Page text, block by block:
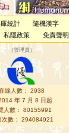
統計 隨機漢字
私隱政策 免責聲明
（管理員 ）
線人數： 2938
年 7 月 8 日起
人數： 80155991
次數： 294084921